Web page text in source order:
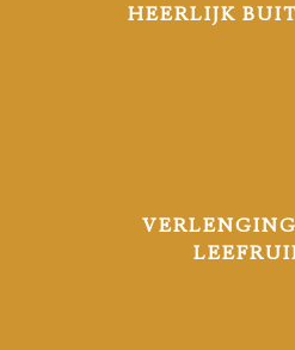
HEERLIJK